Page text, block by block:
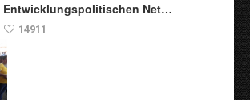
Entwicklungspolitischen Net…
14911